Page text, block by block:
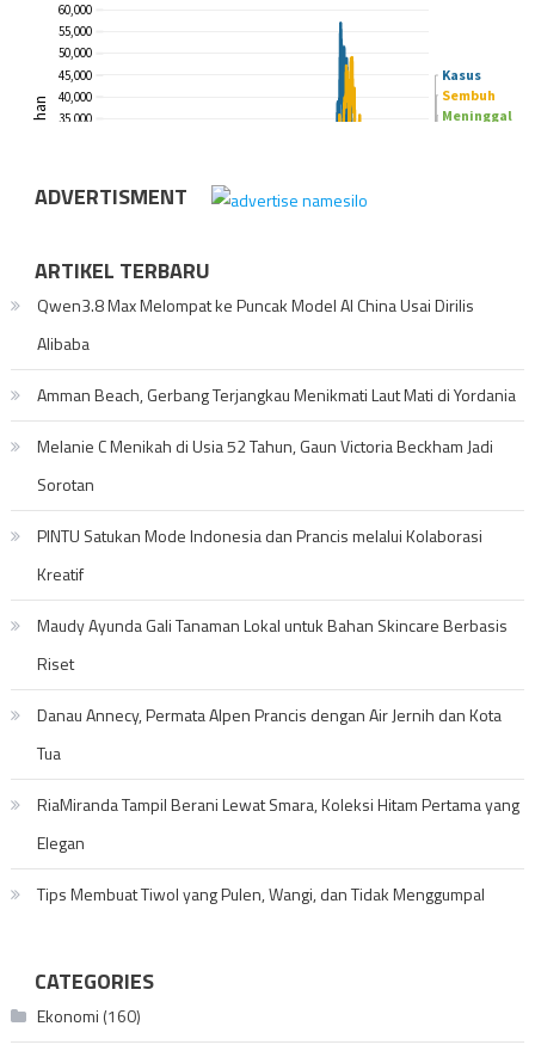
ADVERTISMENT
ARTIKEL TERBARU
Qwen3.8 Max Melompat ke Puncak Model AI China Usai Dirilis
Alibaba
Amman Beach, Gerbang Terjangkau Menikmati Laut Mati di Yordania
Melanie C Menikah di Usia 52 Tahun, Gaun Victoria Beckham Jadi
Sorotan
PINTU Satukan Mode Indonesia dan Prancis melalui Kolaborasi
Kreatif
Maudy Ayunda Gali Tanaman Lokal untuk Bahan Skincare Berbasis
Riset
Danau Annecy, Permata Alpen Prancis dengan Air Jernih dan Kota
Tua
RiaMiranda Tampil Berani Lewat Smara, Koleksi Hitam Pertama yang
Elegan
Tips Membuat Tiwol yang Pulen, Wangi, dan Tidak Menggumpal
CATEGORIES
Ekonomi (160)